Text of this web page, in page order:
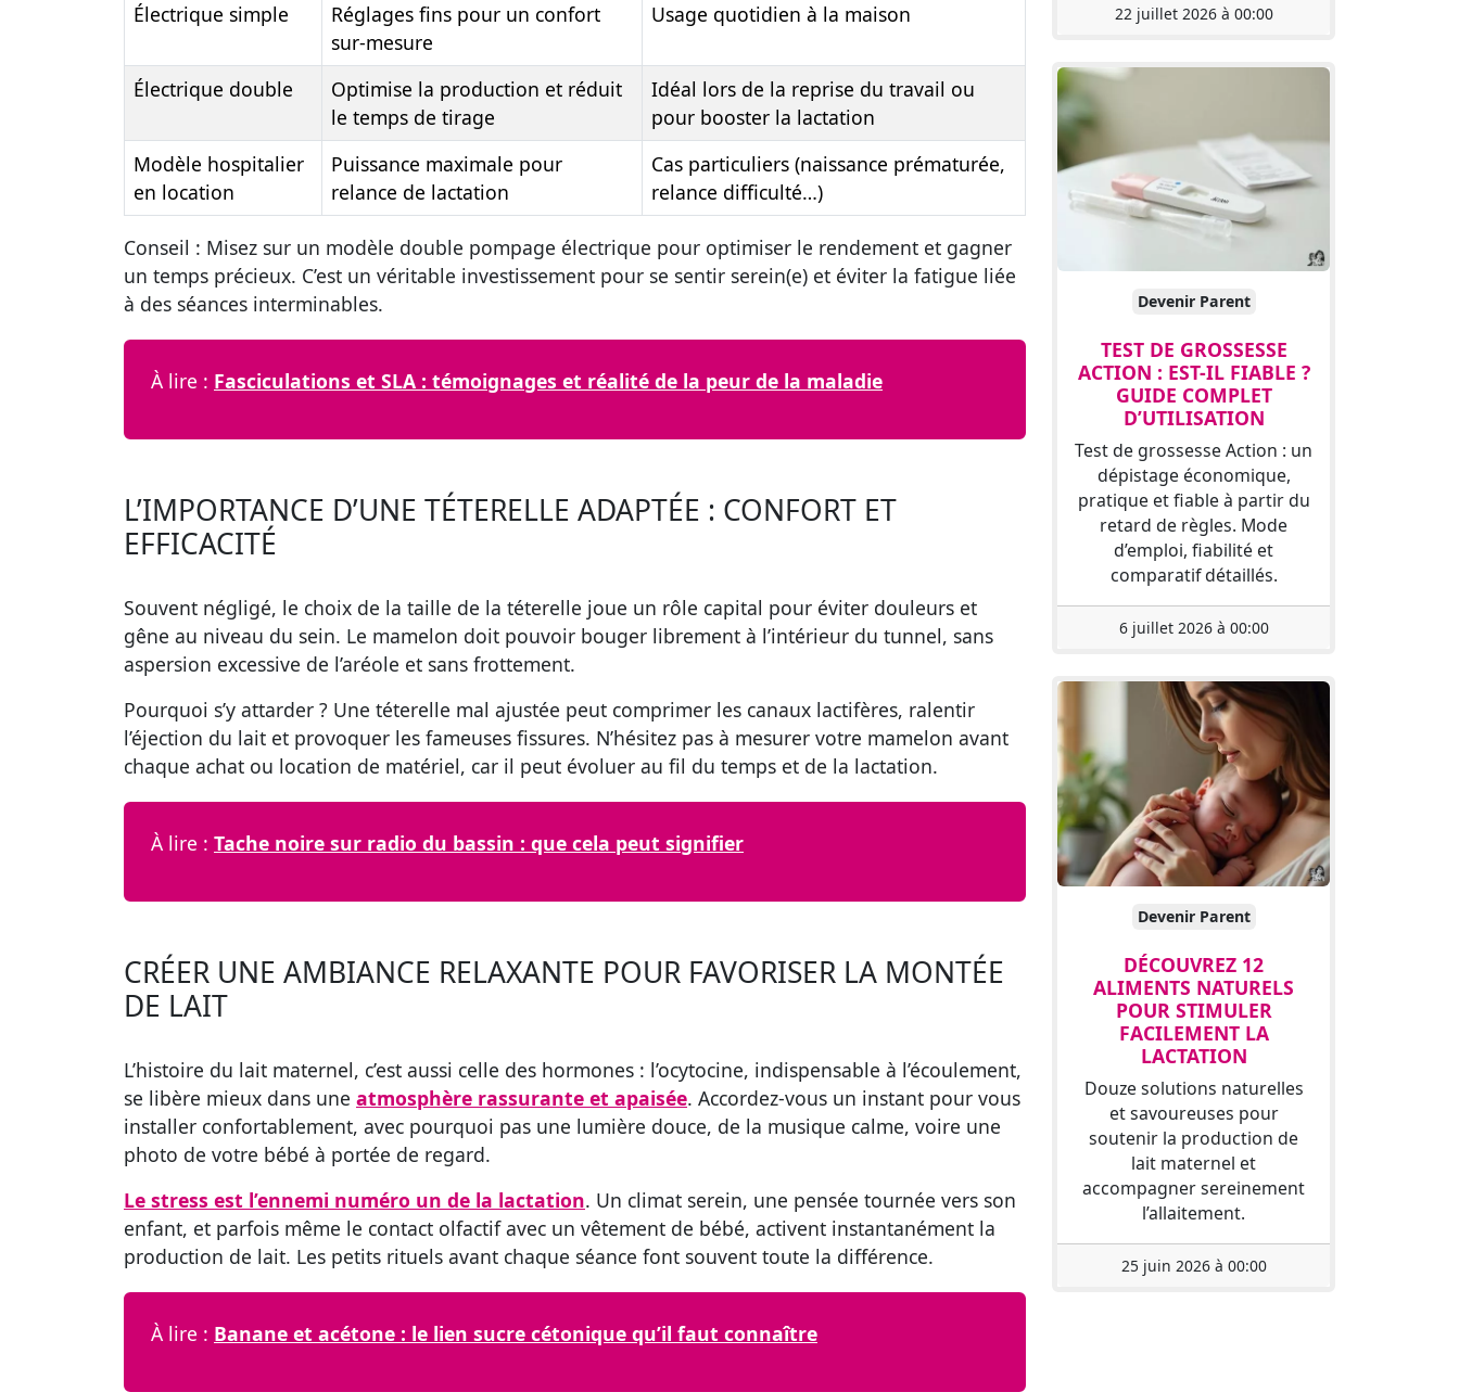
Électrique simple
Réglages fins pour un confort
sur-mesure
Usage quotidien à la maison
Électrique double
Optimise la production et réduit
le temps de tirage
Idéal lors de la reprise du travail ou
pour booster la lactation
Modèle hospitalier
en location
Puissance maximale pour
relance de lactation
Cas particuliers (naissance prématurée,
relance difficulté…)
Conseil : Misez sur un modèle double pompage électrique pour optimiser le rendement et gagner
un temps précieux. C’est un véritable investissement pour se sentir serein(e) et éviter la fatigue liée
à des séances interminables.
À lire : Fasciculations et SLA : témoignages et réalité de la peur de la maladie
L’IMPORTANCE D’UNE TÉTERELLE ADAPTÉE : CONFORT ET
EFFICACITÉ
Souvent négligé, le choix de la taille de la téterelle joue un rôle capital pour éviter douleurs et
gêne au niveau du sein. Le mamelon doit pouvoir bouger librement à l’intérieur du tunnel, sans
aspersion excessive de l’aréole et sans frottement.
Pourquoi s’y attarder ? Une téterelle mal ajustée peut comprimer les canaux lactifères, ralentir
l’éjection du lait et provoquer les fameuses fissures. N’hésitez pas à mesurer votre mamelon avant
chaque achat ou location de matériel, car il peut évoluer au fil du temps et de la lactation.
À lire : Tache noire sur radio du bassin : que cela peut signifier
CRÉER UNE AMBIANCE RELAXANTE POUR FAVORISER LA MONTÉE
DE LAIT
L’histoire du lait maternel, c’est aussi celle des hormones : l’ocytocine, indispensable à l’écoulement,
se libère mieux dans une atmosphère rassurante et apaisée. Accordez-vous un instant pour vous
installer confortablement, avec pourquoi pas une lumière douce, de la musique calme, voire une
photo de votre bébé à portée de regard.
Le stress est l’ennemi numéro un de la lactation. Un climat serein, une pensée tournée vers son
enfant, et parfois même le contact olfactif avec un vêtement de bébé, activent instantanément la
production de lait. Les petits rituels avant chaque séance font souvent toute la différence.
À lire : Banane et acétone : le lien sucre cétonique qu’il faut connaître
22 juillet 2026 à 00:00
Devenir Parent
TEST DE GROSSESSE
ACTION : EST-IL FIABLE ?
GUIDE COMPLET
D’UTILISATION
Test de grossesse Action : un
dépistage économique,
pratique et fiable à partir du
retard de règles. Mode
d’emploi, fiabilité et
comparatif détaillés.
6 juillet 2026 à 00:00
Devenir Parent
DÉCOUVREZ 12
ALIMENTS NATURELS
POUR STIMULER
FACILEMENT LA
LACTATION
Douze solutions naturelles
et savoureuses pour
soutenir la production de
lait maternel et
accompagner sereinement
l’allaitement.
25 juin 2026 à 00:00